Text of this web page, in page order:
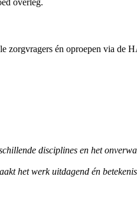
overleg.
zorgvragers én oproepen via de
disciplines en het
het werk uitdagend én